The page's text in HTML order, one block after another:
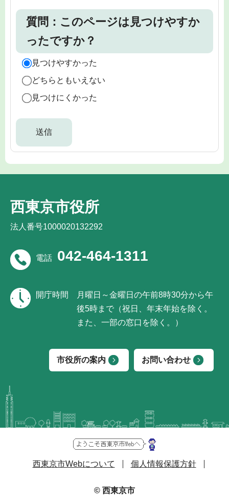
質問：このページは見つけやすか
ったですか？
見つけやすかった
どちらともいえない
見つけにくかった
西東京市役所
法人番号1000020132292
電話 042-464-1311
開庁時間
月曜日～金曜日の午前8時30分から午
後5時まで（祝日、年末年始を除く。
また、一部の窓口を除く。）
市役所の案内 お問い合わせ
西東京市Webについて 個人情報保護方針
© 西東京市